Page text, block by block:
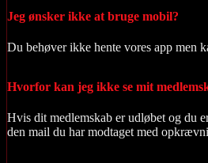
Jeg ønsker ikke at bruge mobil?
Du behøver ikke hente vores app men
Hvorfor kan jeg ikke se mit
Hvis dit medlemskab er udløbet og du
den mail du har modtaget med